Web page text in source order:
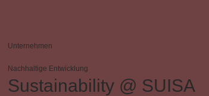
Unternehmen
Nachhaltige Entwicklung
Sustainability @ SUISA